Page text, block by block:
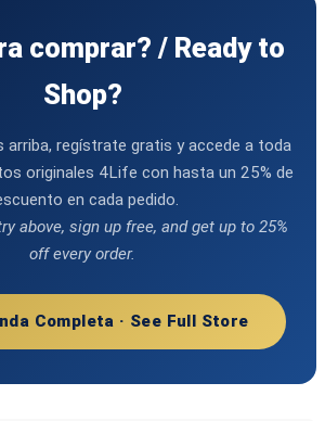
comprar? / Ready to
Shop?
arriba, regístrate gratis y accede a toda
originales 4Life con hasta un 25% de
en cada pedido.
above, sign up free, and get up to 25%
off every order.
Completa · See Full Store